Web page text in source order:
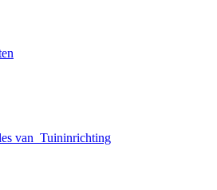
van Tuininrichting